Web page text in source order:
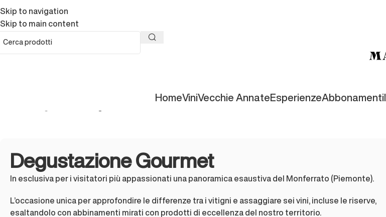
Skip to navigation
Skip to main content
HomeViniVecchie AnnateEsperienzeAbbonamenti
Degustazione Gourmet
In esclusiva per i visitatori più appassionati una panoramica esaustiva del Monferrato (Piemonte).
L’occasione unica per approfondire le differenze tra i vitigni e assaggiare sei vini, incluse le riserve,
esaltandolo con abbinamenti mirati con prodotti di eccellenza del nostro territorio.